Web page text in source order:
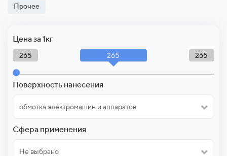
Прочее
Цена за 1кг
265 265 265
Поверхность нанесения
обмотка электромашин и аппаратов
Сфера применения
Не выбрано